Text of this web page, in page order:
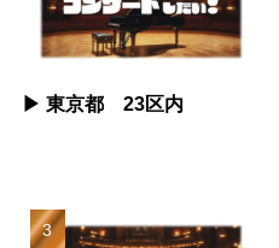
▶︎ 東京都 23区内